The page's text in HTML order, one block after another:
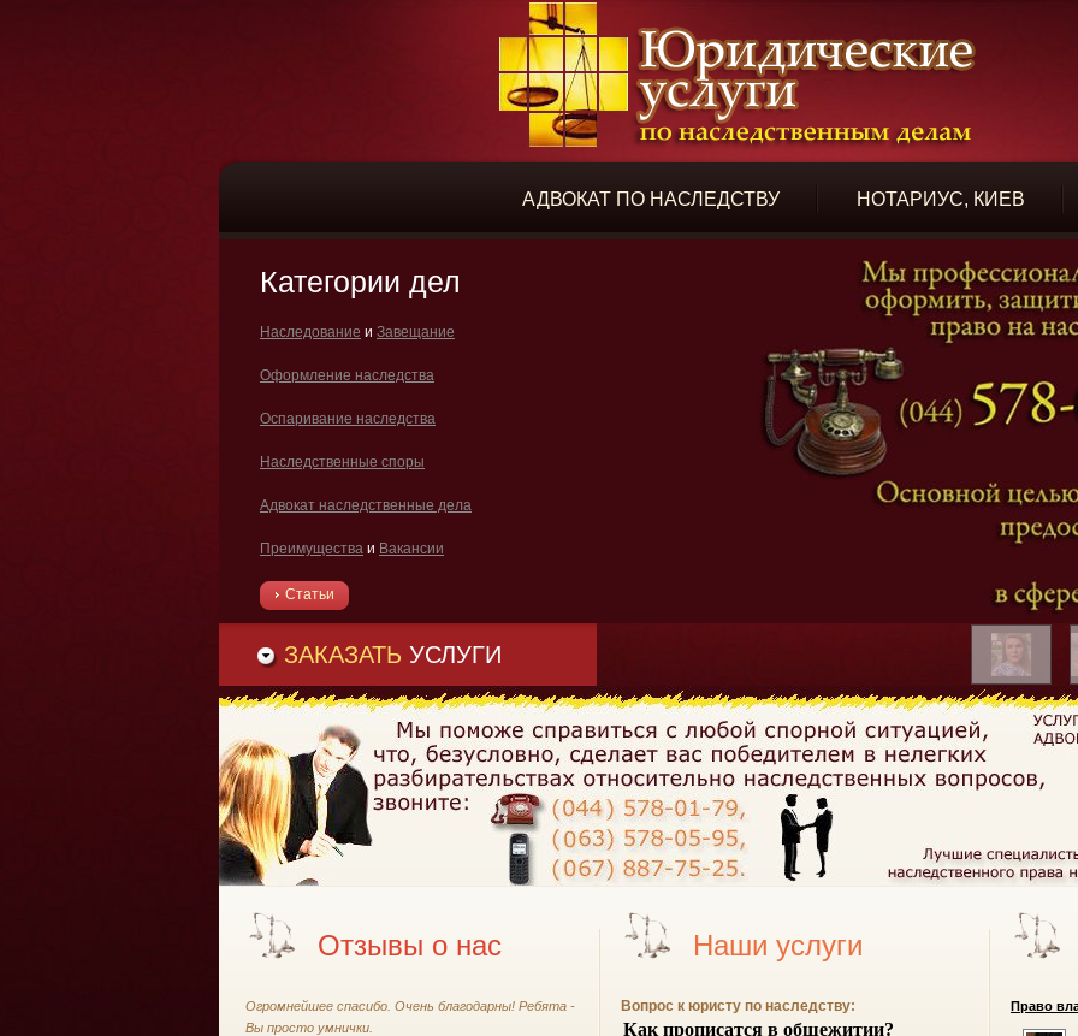
АДВОКАТ ПО НАСЛЕДСТВУ НОТАРИУС, КИЕВ
Категории дел
Наследование и Завещание
Оформление наследства
Оспаривание наследства
Наследственные споры
Адвокат наследственные дела
Преимущества и Вакансии
Статьи
ЗАКАЗАТЬ УСЛУГИ
Отзывы о нас
Огромнейшее спасибо. Очень благодарны! Ребята -
Вы просто умнички.
Наши услуги
Вопрос к юристу по наследству:
Право